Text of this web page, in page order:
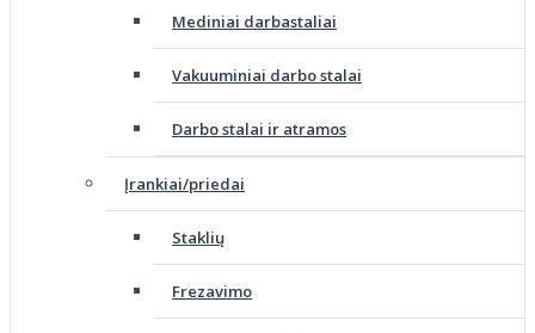
Mediniai darbastaliai
Vakuuminiai darbo stalai
Darbo stalai ir atramos
Įrankiai/priedai
Staklių
Frezavimo